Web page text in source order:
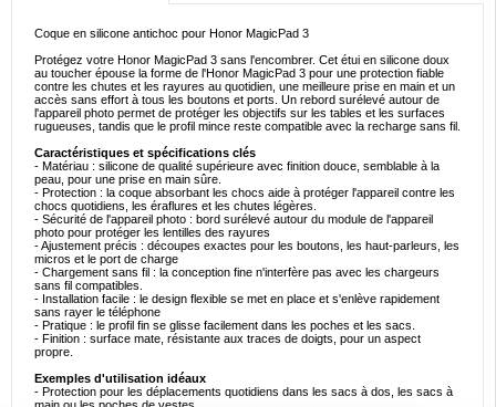
Coque en silicone antichoc pour Honor MagicPad 3
Protégez votre Honor MagicPad 3 sans l'encombrer. Cet étui en silicone doux
au toucher épouse la forme de l'Honor MagicPad 3 pour une protection fiable
contre les chutes et les rayures au quotidien, une meilleure prise en main et un
accès sans effort à tous les boutons et ports. Un rebord surélevé autour de
l'appareil photo permet de protéger les objectifs sur les tables et les surfaces
rugueuses, tandis que le profil mince reste compatible avec la recharge sans fil.
Caractéristiques et spécifications clés
- Matériau : silicone de qualité supérieure avec finition douce, semblable à la
peau, pour une prise en main sûre.
- Protection : la coque absorbant les chocs aide à protéger l'appareil contre les
chocs quotidiens, les éraflures et les chutes légères.
- Sécurité de l'appareil photo : bord surélevé autour du module de l'appareil
photo pour protéger les lentilles des rayures
- Ajustement précis : découpes exactes pour les boutons, les haut-parleurs, les
micros et le port de charge
- Chargement sans fil : la conception fine n'interfère pas avec les chargeurs
sans fil compatibles.
- Installation facile : le design flexible se met en place et s'enlève rapidement
sans rayer le téléphone
- Pratique : le profil fin se glisse facilement dans les poches et les sacs.
- Finition : surface mate, résistante aux traces de doigts, pour un aspect
propre.
Exemples d'utilisation idéaux
- Protection pour les déplacements quotidiens dans les sacs à dos, les sacs à